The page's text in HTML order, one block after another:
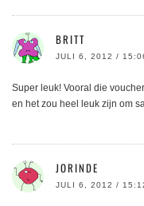
BRITT
JULI 6, 2012 /
Super leuk! Vooral die
en het zou heel leuk zijn om
JORINDE
JULI 6, 2012 /